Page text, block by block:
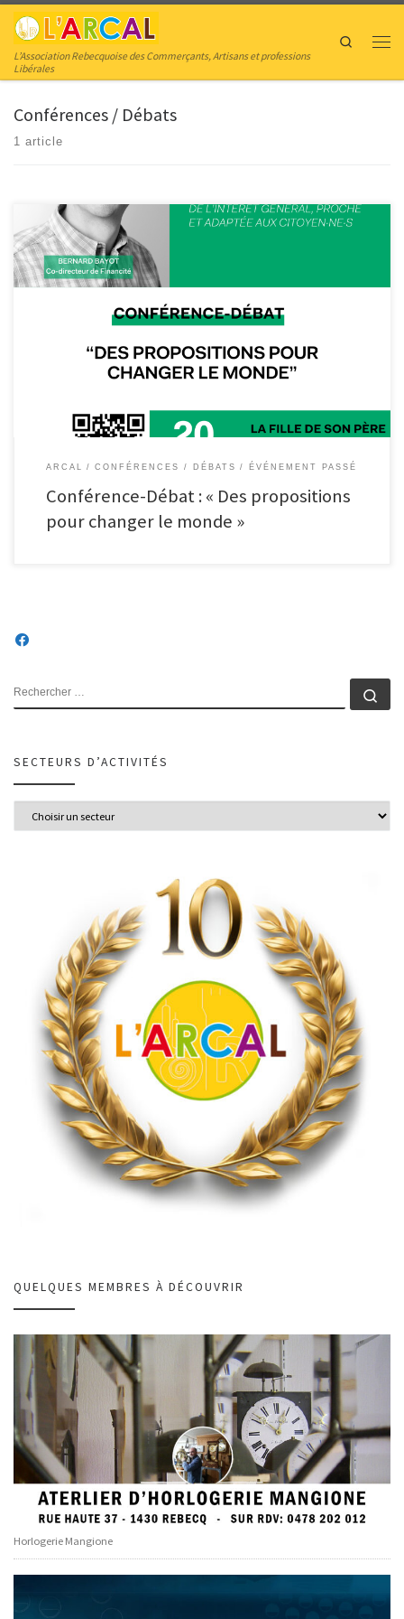
Skip to content
L’Association Rebecquoise des Commerçants, Artisans et professions
Libérales
Search
Conférences / Débats
1 article
bout du monde ! L’ARCAL vous propose de rejoindre Bernard Bayot, directeur
de Financité, qui organise cette rencontre intéressante à Rebecq ! Ce 20
Novembre, de 19h30 à 21h00 ! Chez « La Fille de son père » => […]
ARCAL CONFÉRENCES / DÉBATS ÉVÉNEMENT PASSÉ
Conférence-Débat : « Des propositions
pour changer le monde »
RECHERCHER
SECTEURS D’ACTIVITÉS
QUELQUES MEMBRES À DÉCOUVRIR
Horlogerie Mangione